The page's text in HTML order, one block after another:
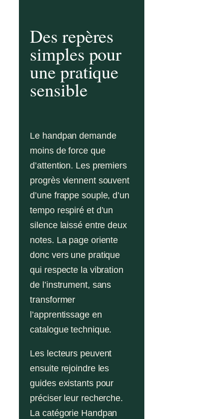
Des repères
simples pour
une pratique
sensible
Le handpan demande
moins de force que
d’attention. Les premiers
progrès viennent souvent
d’une frappe souple, d’un
tempo respiré et d’un
silence laissé entre deux
notes. La page oriente
donc vers une pratique
qui respecte la vibration
de l’instrument, sans
transformer
l’apprentissage en
catalogue technique.
Les lecteurs peuvent
ensuite rejoindre les
guides existants pour
préciser leur recherche.
La catégorie Handpan